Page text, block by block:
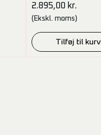
2.895,00 kr.
(Ekskl. moms)
Tilføj til kurv